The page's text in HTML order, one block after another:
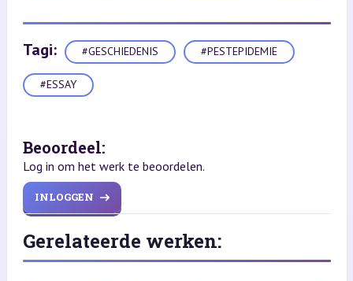
Tagi: #GESCHIEDENIS #PESTEPIDEMIE
#ESSAY
Beoordeel:
Log in om het werk te beoordelen.
INLOGGEN
Gerelateerde werken: